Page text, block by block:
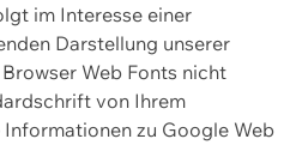
im Interesse einer
Darstellung unserer
Web Fonts nicht
von Ihrem
zu Google Web